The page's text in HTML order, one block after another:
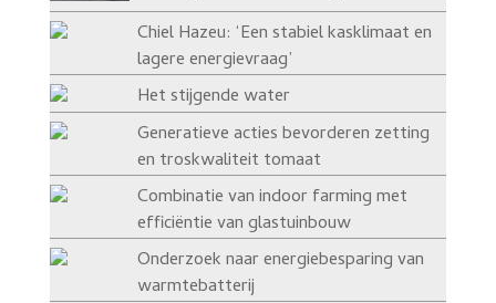
Chiel Hazeu: ‘Een stabiel kasklimaat en
lagere energievraag’
Het stijgende water
Generatieve acties bevorderen zetting
en troskwaliteit tomaat
Combinatie van indoor farming met
efficiëntie van glastuinbouw
Onderzoek naar energiebesparing van
warmtebatterij